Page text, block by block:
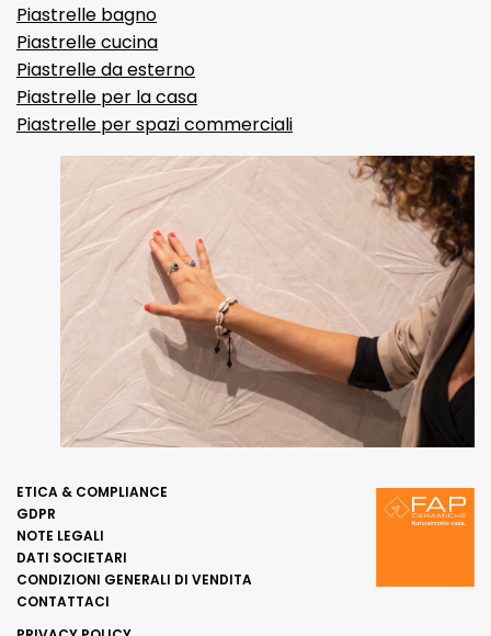
Piastrelle bagno
Piastrelle cucina
Piastrelle da esterno
Piastrelle per la casa
Piastrelle per spazi commerciali
ETICA & COMPLIANCE
GDPR
NOTE LEGALI
DATI SOCIETARI
CONDIZIONI GENERALI DI VENDITA
CONTATTACI